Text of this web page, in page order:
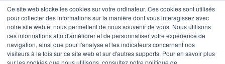
Ce site web stocke les cookies sur votre ordinateur. Ces cookies sont utilisés
pour collecter des informations sur la manière dont vous interagissez avec
notre site web et nous permettent de nous souvenir de vous. Nous utilisons
ces informations afin d'améliorer et de personnaliser votre expérience de
navigation, ainsi que pour l'analyse et les indicateurs concernant nos
visiteurs à la fois sur ce site web et sur d'autres supports. Pour en savoir plus
sur les cookies que nous utilisons, consultez notre politique de
Français
Gestion
Émission
Buy
Banque
Rapports
News